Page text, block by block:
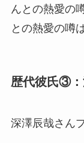
んとの熱愛の
との熱愛の噂
歴代彼氏③：
深澤辰哉さん